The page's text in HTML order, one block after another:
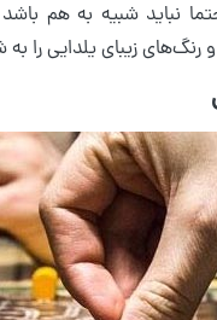
نباید شبیه به هم
زیبای یلدایی را به